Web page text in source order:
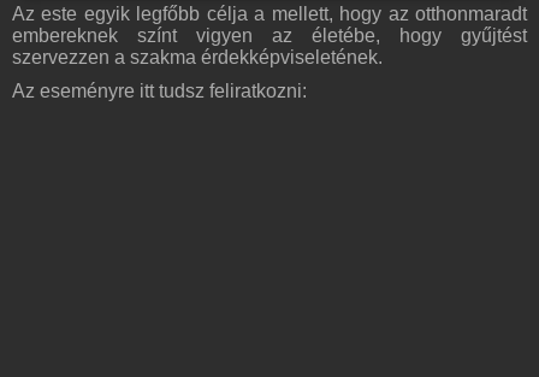
Az este egyik legfőbb célja a mellett, hogy az otthonmaradt
embereknek színt vigyen az életébe, hogy gyűjtést
szervezzen a szakma érdekképviseletének.
Az eseményre itt tudsz feliratkozni: